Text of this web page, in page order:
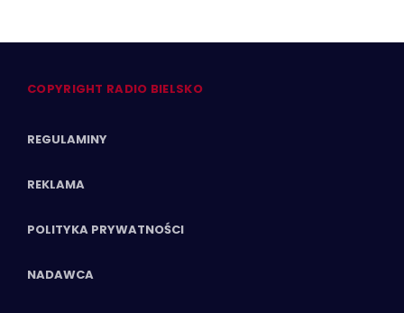
COPYRIGHT RADIO BIELSKO
REGULAMINY
REKLAMA
POLITYKA PRYWATNOŚCI
NADAWCA